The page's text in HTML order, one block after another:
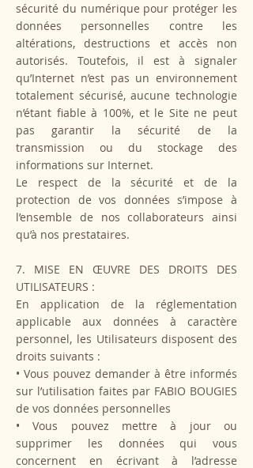
sécurité du numérique pour protéger les
données personnelles contre les
altérations, destructions et accès non
autorisés. Toutefois, il est à signaler
qu’Internet n’est pas un environnement
totalement sécurisé, aucune technologie
n’étant fiable à 100%, et le Site ne peut
pas garantir la sécurité de la
transmission ou du stockage des
informations sur Internet.
Le respect de la sécurité et de la
protection de vos données s’impose à
l’ensemble de nos collaborateurs ainsi
qu’à nos prestataires.
7. MISE EN ŒUVRE DES DROITS DES
UTILISATEURS :
En application de la réglementation
applicable aux données à caractère
personnel, les Utilisateurs disposent des
droits suivants :
• Vous pouvez demander à être informés
sur l’utilisation faites par FABIO BOUGIES
de vos données personnelles
• Vous pouvez mettre à jour ou
supprimer les données qui vous
concernent en écrivant à l’adresse